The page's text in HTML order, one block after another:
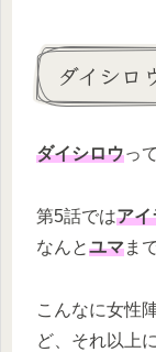
ダイシロ
ダイシロウっ
第5話ではアイ
なんとユマま
こんなに女性
ど、それ以上に